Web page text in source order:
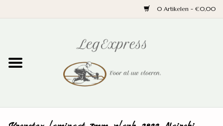
0 Artikelen - €0,00